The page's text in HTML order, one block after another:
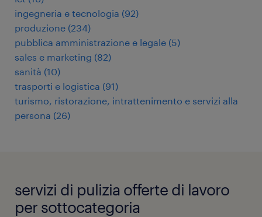
ingegneria e tecnologia (92)
produzione (234)
pubblica amministrazione e legale (5)
sales e marketing (82)
sanità (10)
trasporti e logistica (91)
turismo, ristorazione, intrattenimento e servizi alla
persona (26)
servizi di pulizia offerte di lavoro
per sottocategoria